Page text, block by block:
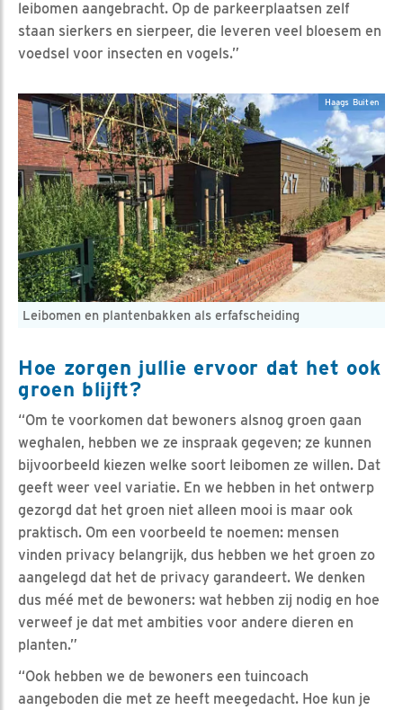
leibomen aangebracht. Op de parkeerplaatsen zelf
staan sierkers en sierpeer, die leveren veel bloesem en
voedsel voor insecten en vogels.”
Leibomen en plantenbakken als erfafscheiding
Haags Buiten
Hoe zorgen jullie ervoor dat het ook
groen blijft?
“Om te voorkomen dat bewoners alsnog groen gaan
weghalen, hebben we ze inspraak gegeven; ze kunnen
bijvoorbeeld kiezen welke soort leibomen ze willen. Dat
geeft weer veel variatie. En we hebben in het ontwerp
gezorgd dat het groen niet alleen mooi is maar ook
praktisch. Om een voorbeeld te noemen: mensen
vinden privacy belangrijk, dus hebben we het groen zo
aangelegd dat het de privacy garandeert. We denken
dus méé met de bewoners: wat hebben zij nodig en hoe
verweef je dat met ambities voor andere dieren en
planten.”
“Ook hebben we de bewoners een tuincoach
aangeboden die met ze heeft meegedacht. Hoe kun je